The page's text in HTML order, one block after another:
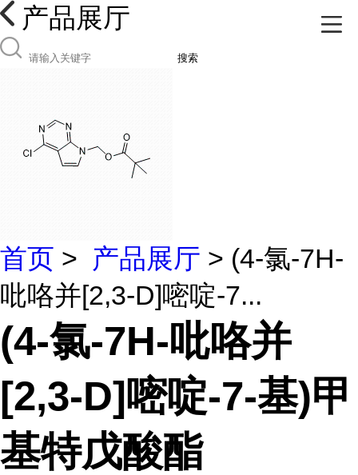
产品展厅
搜索
首页 > 产品展厅 > (4-氯-7H-
吡咯并[2,3-D]嘧啶-7...
(4-氯-7H-吡咯并
[2,3-D]嘧啶-7-基)甲
基特戊酸酯